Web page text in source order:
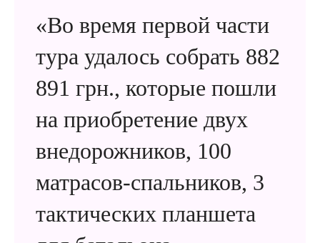
«Во время первой части
тура удалось собрать 882
891 грн., которые пошли
на приобретение двух
внедорожников, 100
матрасов-спальников, 3
тактических планшета